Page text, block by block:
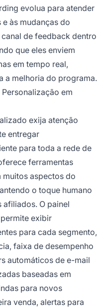
evolua para atender
às mudanças do
de feedback dentro
que eles enviem
em tempo real,
a melhoria do programa.
em
exija atenção
entregar
para toda a rede de
ferramentas
aspectos do
o toque humano
afiliados. O painel
exibir
para cada segmento,
faixa de desempenho
automáticos de e-mail
baseadas em
para novos
venda, alertas para